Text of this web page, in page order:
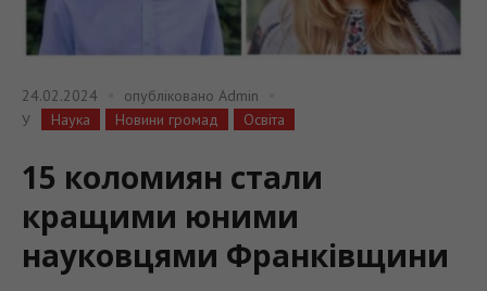
24.02.2024 опубліковано Admin
У
Наука Новини громад Освіта
15 коломиян стали
кращими юними
науковцями Франківщини